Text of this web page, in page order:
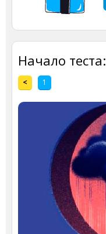
Начало теста:
< 1